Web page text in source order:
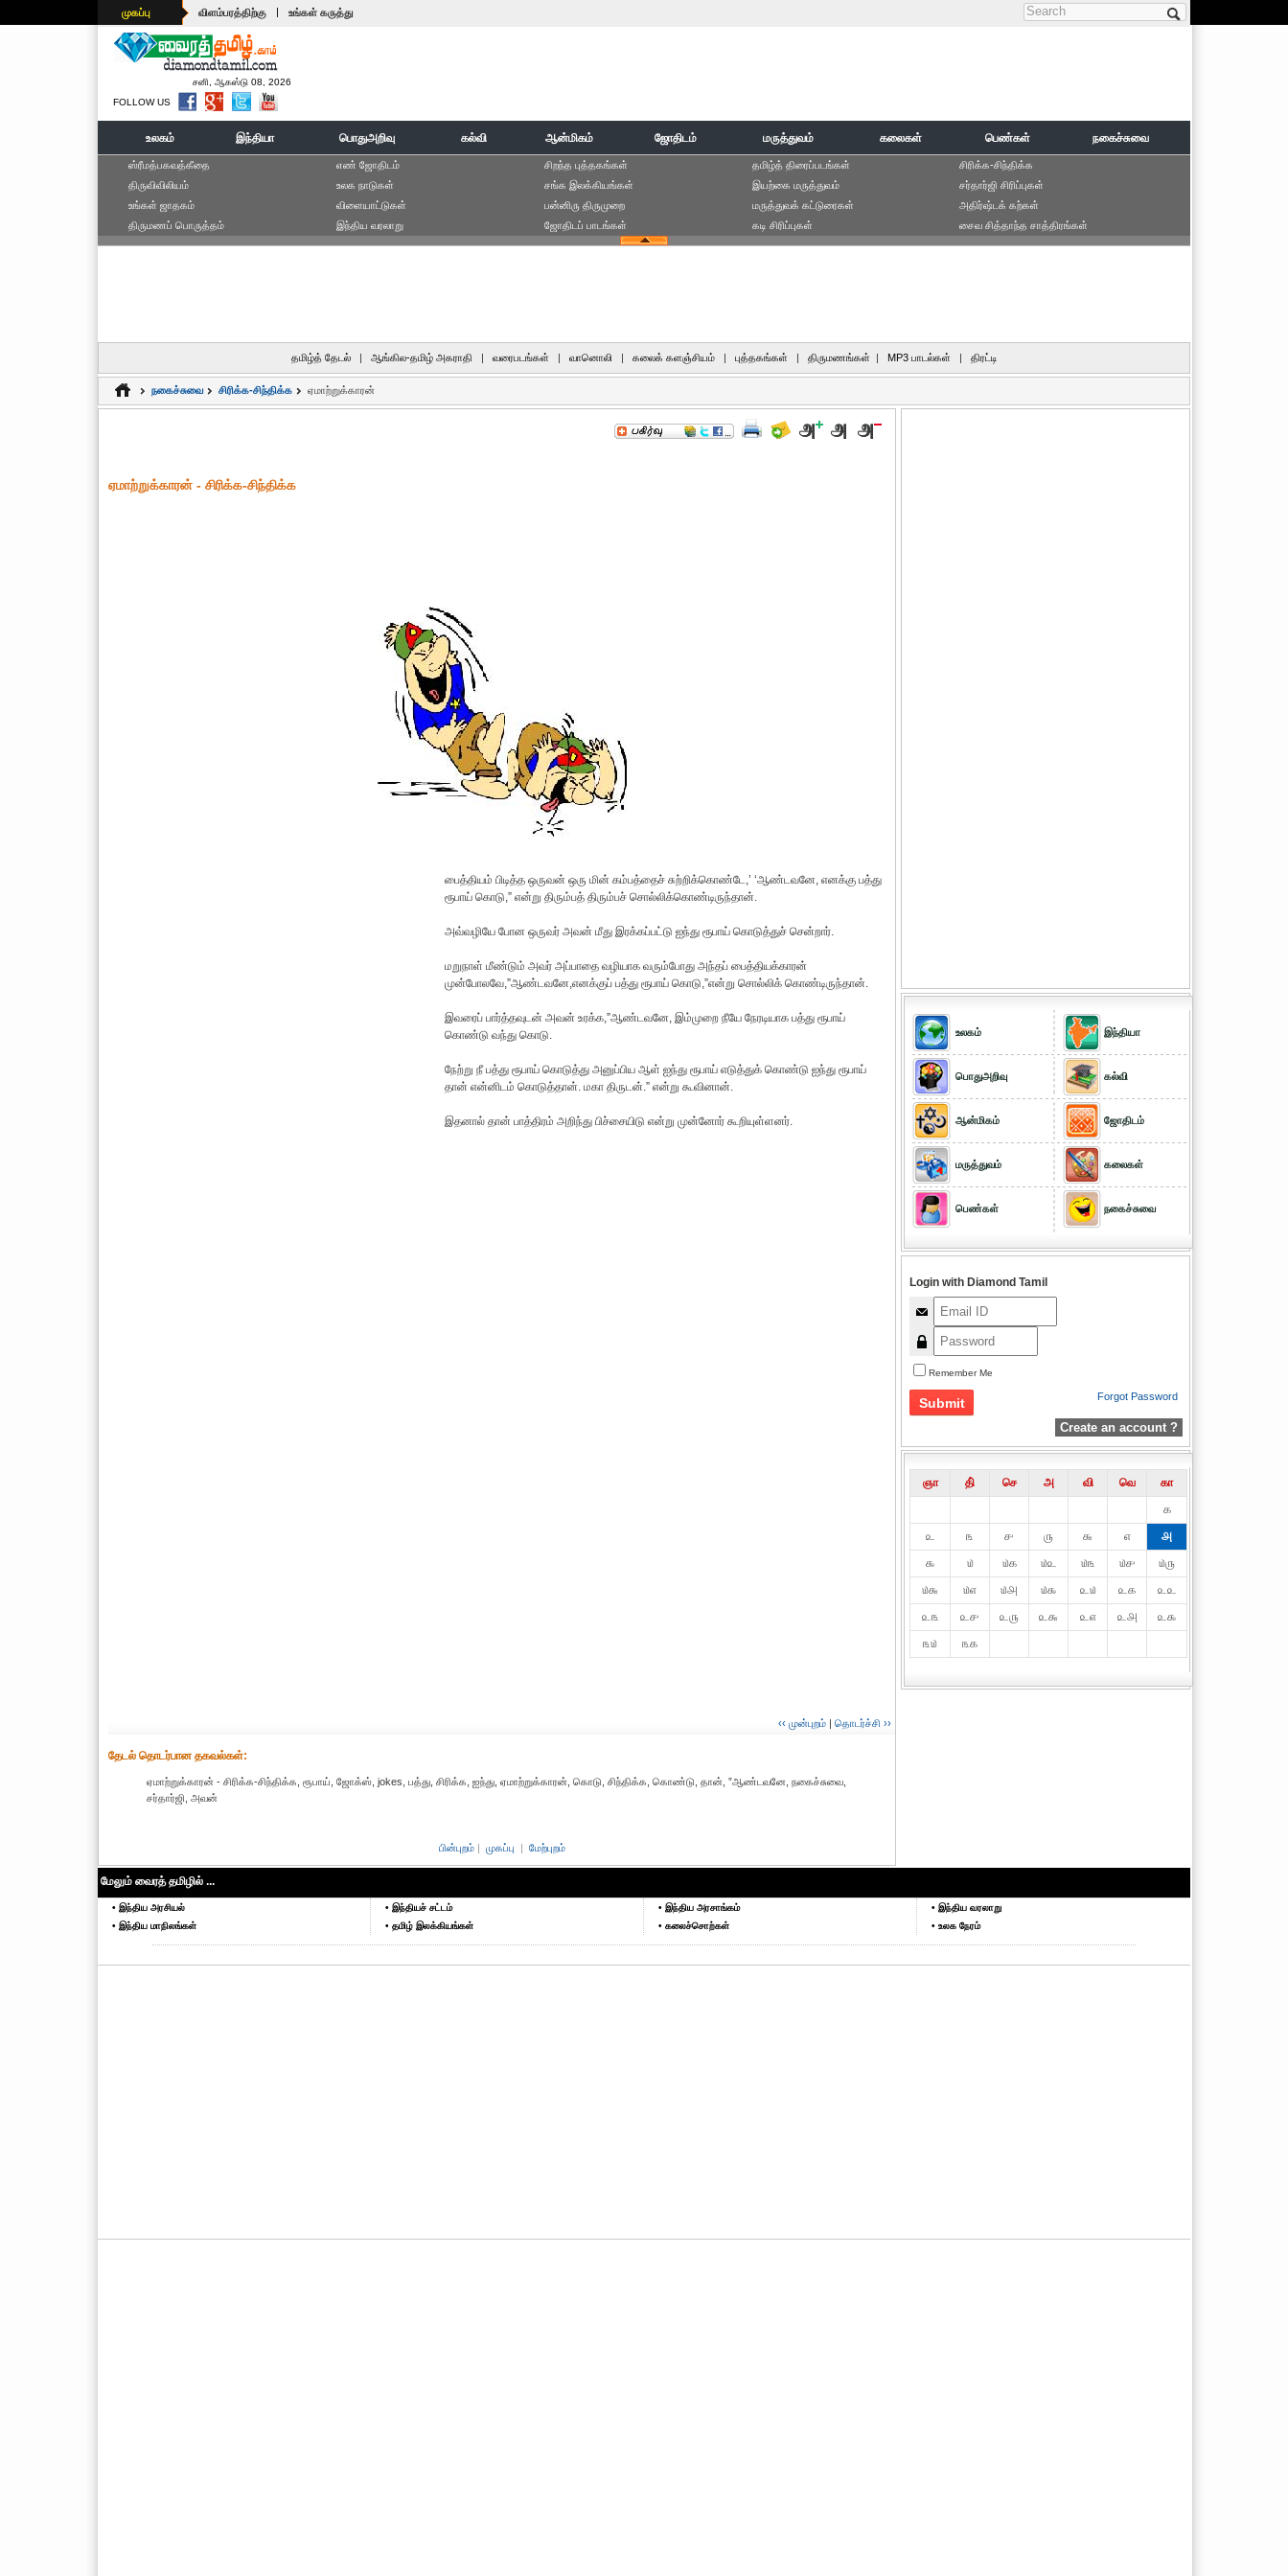
முகப்பு விளம்பரத்திற்கு | உங்கள் கருத்து Search form
சனி, ஆகஸ்டு 08, 2026
FOLLOW US
உலகம் இந்தியா பொதுஅறிவு கல்வி ஆன்மிகம் ஜோதிடம் மருத்துவம் கலைகள் பெண்கள் நகைச்சுவை
ஸ்ரீமத்பகவத்கீதை
திருவிவிலியம்
உங்கள் ஜாதகம்
திருமணப் பொருத்தம்
எ‌ண் ஜோ‌திட‌ம்
உலக நாடுகள்
விளையாட்டுகள்
இந்திய வரலாறு
சிறந்த புத்தகங்கள்
சங்க இலக்கியங்கள்
பன்னிரு திருமுறை
ஜோதிடப் பாடங்கள்
தமிழ்த் திரைப்படங்கள்
இயற்கை மருத்துவம்
மருத்துவக் கட்டுரைகள்
கடி சிரிப்புகள்
சிரிக்க-சிந்திக்க
சர்தார்ஜி சிரிப்புகள்
அதிர்ஷ்டக் கற்கள்
சைவ சித்தாந்த சாத்திரங்கள்
தமிழ்த் தேடல் | ஆங்கில-தமிழ் அகராதி | வரைபடங்கள் | வானொலி | கலைக் களஞ்சியம் | புத்தகங்கள் | திருமணங்கள் | MP3 பாடல்கள் | திரட்டி
நகைச்சுவை சிரிக்க-சிந்திக்க ஏமாற்றுக்காரன்
ஏமாற்றுக்காரன் - சிரிக்க-சிந்திக்க
பைத்தியம் பிடித்த ஒருவன் ஒரு மின் கம்பத்தைச் சுற்றிக்கொண்டே,’ ‘ஆண்டவனே, எனக்கு பத்து
ரூபாய் கொடு,” என்று திரும்பத் திரும்பச் சொல்லிக்கொண்டிருந்தான்.
அவ்வழியே போன ஒருவர் அவன் மீது இரக்கப்பட்டு ஐந்து ரூபாய் கொடுத்துச் சென்றார்.
மறுநாள் மீண்டும் அவர் அப்பாதை வழியாக வரும்போது அந்தப் பைத்தியக்காரன்
முன்போலவே,”ஆண்டவனே,எனக்குப் பத்து ரூபாய் கொடு,”என்று சொல்லிக் கொண்டிருந்தான்.
இவரைப் பார்த்தவுடன் அவன் உரக்க,”ஆண்டவனே, இம்முறை நீயே நேரடியாக பத்து ரூபாய்
கொண்டு வந்து கொடு.
நேற்று நீ பத்து ரூபாய் கொடுத்து அனுப்பிய ஆள் ஐந்து ரூபாய் எடுத்துக் கொண்டு ஐந்து ரூபாய்
தான் என்னிடம் கொடுத்தான். மகா திருடன்.” என்று கூவினான்.
இதனால் தான் பாத்திரம் அறிந்து பிச்சையிடு என்று முன்னோர் கூறியுள்ளனர்.
‹‹ முன்புறம் | தொடர்ச்சி ››
தேட‌ல் தொட‌ர்பான தகவ‌ல்க‌ள்:
ஏமாற்றுக்காரன் - சிரிக்க-சிந்திக்க, ரூபாய், ஜோக்ஸ், jokes, பத்து, சிரிக்க, ஐந்து, ஏமாற்றுக்காரன், கொடு, சிந்திக்க, கொண்டு, தான், ”ஆண்டவனே, நகைச்சுவை,
சர்தார்ஜி, அவன்
பின்புறம் | முகப்பு | மேற்புறம்
உலகம்
பொதுஅறிவு
ஆன்மிகம்
மருத்துவம்
பெண்கள்
இந்தியா
கல்வி
ஜோதிடம்
கலைகள்
நகைச்சுவை
Login with Diamond Tamil
Remember Me
Forgot Password
Create an account ?
ஞா தி் செ அ வி வெ
கா
௧
௨
௩ ௪ ௫ ௬ ௭
௮
௯
௰ ௰௧ ௰௨ ௰௩ ௰௪
௰௫
௰௬
௰௭ ௰௮ ௰௯ ௨௰ ௨௧
௨௨
௨௩
௨௪ ௨௫ ௨௬ ௨௭ ௨௮
௨௯
௩௰
௩௧
மேலும் வைரத் தமிழில் ...
• இந்திய அரசியல்
• இந்திய மாநிலங்கள்
• இந்தியச் சட்டம்
• தமிழ் இலக்கியங்கள்
• இந்திய அரசாங்கம்
• கலைச்சொற்கள்
• இந்திய வரலாறு
• உலக நேரம்